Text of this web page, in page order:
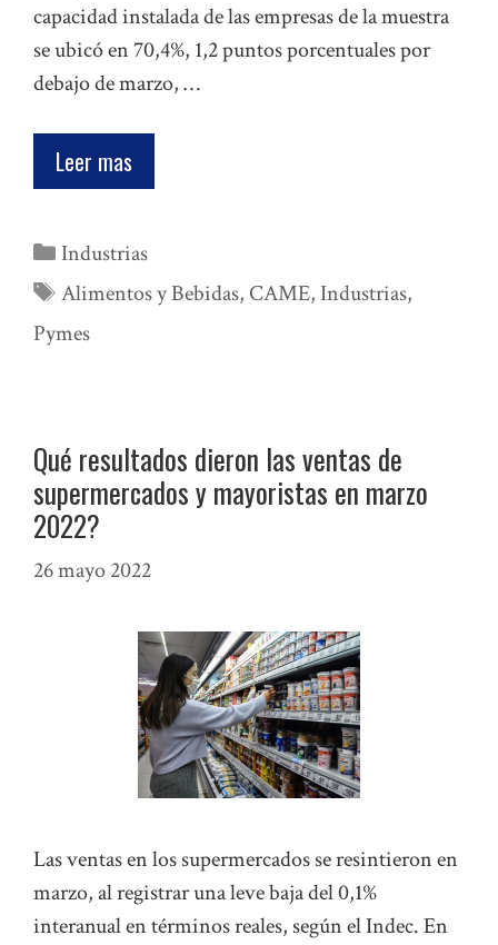
capacidad instalada de las empresas de la muestra
se ubicó en 70,4%, 1,2 puntos porcentuales por
debajo de marzo, …
Leer mas
Categorías
Industrias
Etiquetas
Alimentos y Bebidas, CAME, Industrias,
Pymes
Qué resultados dieron las ventas de
supermercados y mayoristas en marzo
2022?
26 mayo 2022
Las ventas en los supermercados se resintieron en
marzo, al registrar una leve baja del 0,1%
interanual en términos reales, según el Indec. En